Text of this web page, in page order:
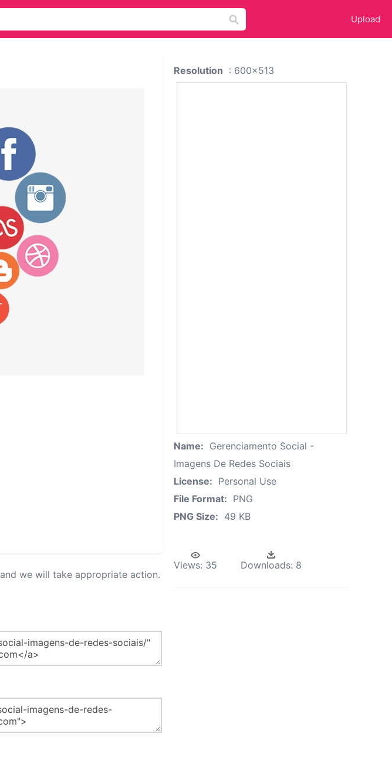
Upload
and we will take appropriate action.
Resolution : 600x513
Name: Gerenciamento Social -
Imagens De Redes Sociais
License: Personal Use
File Format: PNG
PNG Size: 49 KB
Views: 35 Downloads: 8